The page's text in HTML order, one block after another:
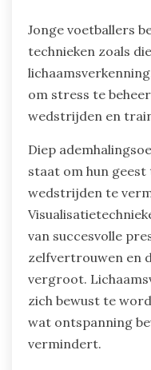
Welke
praktijken zijn
Jonge voetballers
technieken zoals
om stress te
wedstrijden en
Diep
staat om hun
wedstrijden te